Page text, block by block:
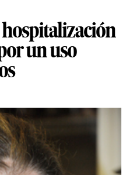
hospitalización
un uso